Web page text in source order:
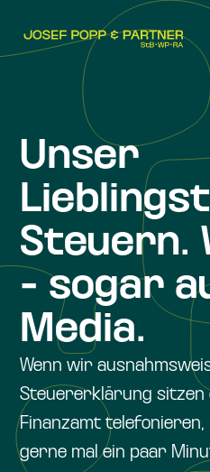
Unser
Steuern.
- sogar
Media.
Wenn wir
Steuererklärung sitzen
Finanzamt
gerne mal ein paar